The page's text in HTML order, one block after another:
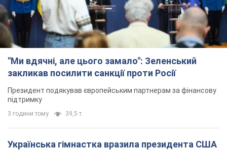
"Ми вдячні, але цього замало": Зеленський
закликав посилити санкції проти Росії
Президент подякував європейським партнерам за фінансову
підтримку
3 години тому 39,5 т.
Українська гімнастка вразила президента США